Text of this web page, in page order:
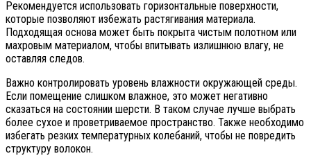
Рекомендуется использовать горизонтальные поверхности,
которые позволяют избежать растягивания материала.
Подходящая основа может быть покрыта чистым полотном или
махровым материалом, чтобы впитывать излишнюю влагу, не
оставляя следов.
Важно контролировать уровень влажности окружающей среды.
Если помещение слишком влажное, это может негативно
сказаться на состоянии шерсти. В таком случае лучше выбрать
более сухое и проветриваемое пространство. Также необходимо
избегать резких температурных колебаний, чтобы не повредить
структуру волокон.